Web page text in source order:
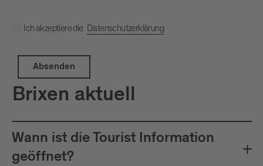
Ich akzeptiere die Datenschutzerklärung
Absenden
Brixen aktuell
Wann ist die Tourist Information
geöffnet?